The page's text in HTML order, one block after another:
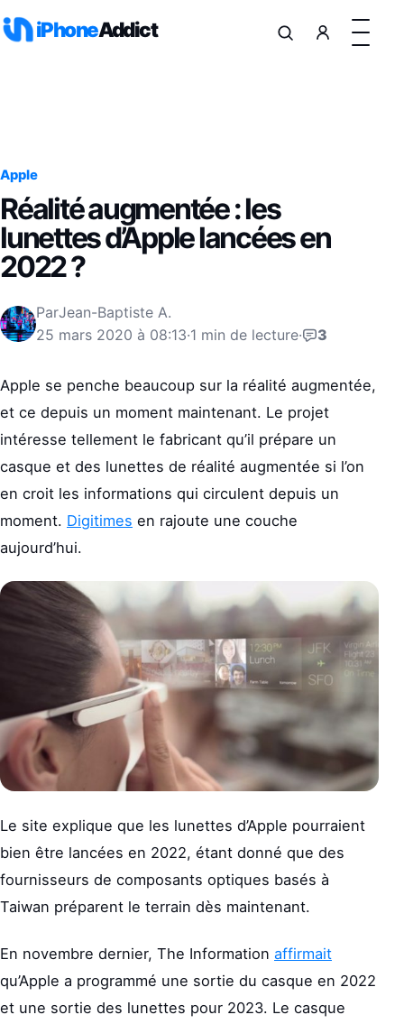
iPhoneAddict
Apple
Réalité augmentée : les
lunettes d’Apple lancées en
2022 ?
ParJean-Baptiste A.
25 mars 2020 à 08:13·1 min de lecture· 3
Apple se penche beaucoup sur la réalité augmentée,
et ce depuis un moment maintenant. Le projet
intéresse tellement le fabricant qu’il prépare un
casque et des lunettes de réalité augmentée si l’on
en croit les informations qui circulent depuis un
moment. Digitimes en rajoute une couche
aujourd’hui.
Le site explique que les lunettes d’Apple pourraient
bien être lancées en 2022, étant donné que des
fournisseurs de composants optiques basés à
Taiwan préparent le terrain dès maintenant.
En novembre dernier, The Information affirmait
qu’Apple a programmé une sortie du casque en 2022
et une sortie des lunettes pour 2023. Le casque